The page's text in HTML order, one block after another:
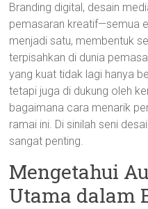
Branding digital, desain
pemasaran kreatif—semua
menjadi satu, membentuk
terpisahkan di dunia
yang kuat tidak lagi hanya
tetapi juga di dukung oleh
bagaimana cara menarik
ramai ini. Di sinilah seni
sangat penting.
Mengetahui
Utama dalam